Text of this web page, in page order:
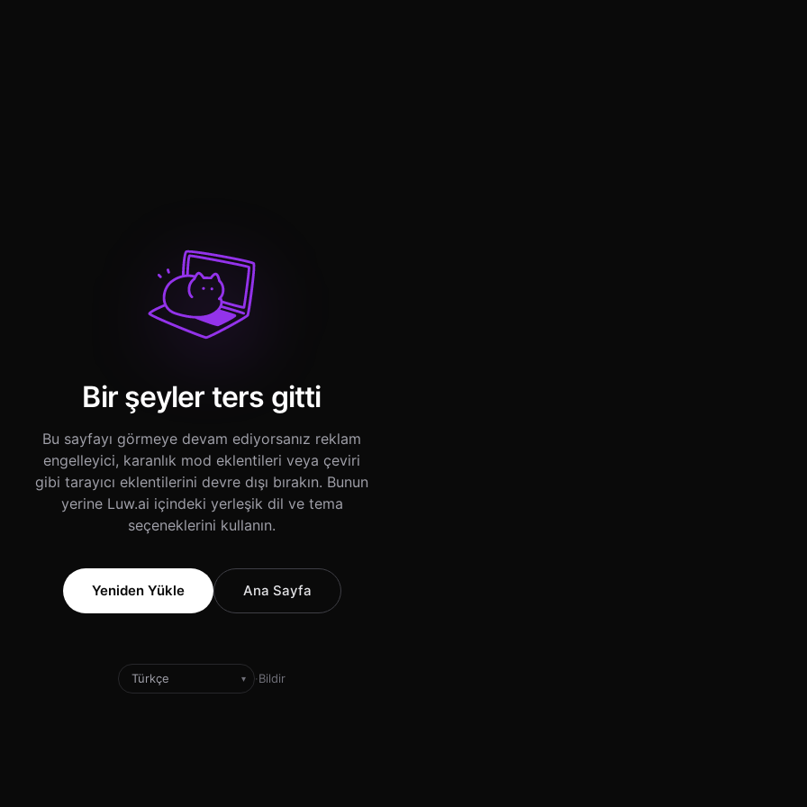
Bir şeyler ters gitti
Bu sayfayı görmeye devam ediyorsanız reklam
engelleyici, karanlık mod eklentileri veya çeviri
gibi tarayıcı eklentilerini devre dışı bırakın. Bunun
yerine Luw.ai içindeki yerleşik dil ve tema
seçeneklerini kullanın.
Yeniden Yükle Ana Sayfa
▾ ·Bildir